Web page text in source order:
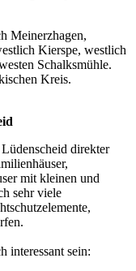
Meinerzhagen,
Kierspe, westlich
Schalksmühle.
Kreis.
direkter
mit kleinen und
sehr viele
interessant sein: